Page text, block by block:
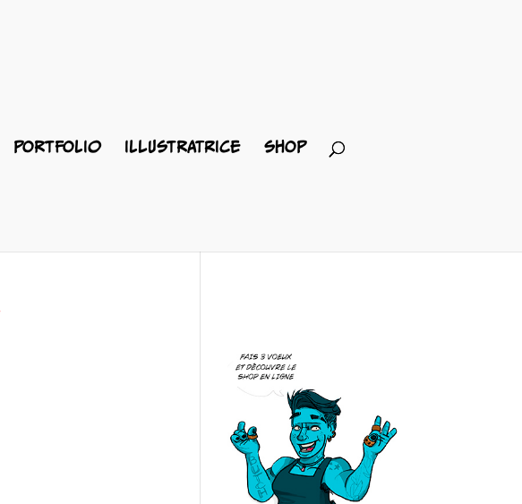
PORTFOLIO ILLUSTRATRICE SHOP